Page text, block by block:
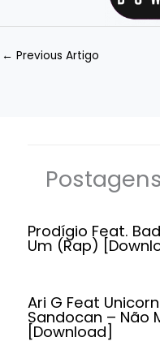
← Previous Artigo
Prodígio Feat.
Um (Rap)
Ari G Feat
Sandocan – Não
[Download]